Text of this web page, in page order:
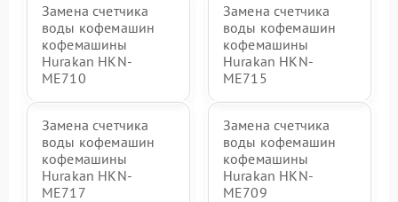
Замена счетчика
воды кофемашин
кофемашины
Hurakan HKN-
ME710
Замена счетчика
воды кофемашин
кофемашины
Hurakan HKN-
ME715
Замена счетчика
воды кофемашин
кофемашины
Hurakan HKN-
ME717
Замена счетчика
воды кофемашин
кофемашины
Hurakan HKN-
ME709